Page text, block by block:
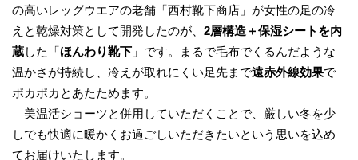
の高いレッグウエアの老舗「西村靴下商店」が女性の足の冷
えと乾燥対策として開発したのが、 2層構造＋保湿シートを内
蔵した「ほんわり靴下 」です。まるで毛布でくるんだような
温かさが持続し、冷えが取れにくい足先まで遠赤外線効果で
ポカポカとあたためます。
美温活ショーツと併用していただくことで、厳しい冬を少
しでも快適に暖かくお過ごしいただきたいという思いを込め
てお届けいたします。